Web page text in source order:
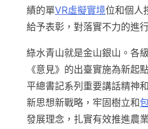
績的單VR虛擬實境位和個人
給予表彰，對落實不力的進
綠水青山就是金山銀山。各
《意見》的出臺實施為新起
平總書記系列重要講話精神
新思想新戰略，牢固樹立和
發展理念，扎實有效推進農